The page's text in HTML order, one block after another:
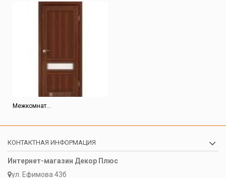
Межкомнат...
КОНТАКТНАЯ ИНФОРМАЦИЯ
Интернет-магазин Декор Плюс
ул. Ефимова 43б